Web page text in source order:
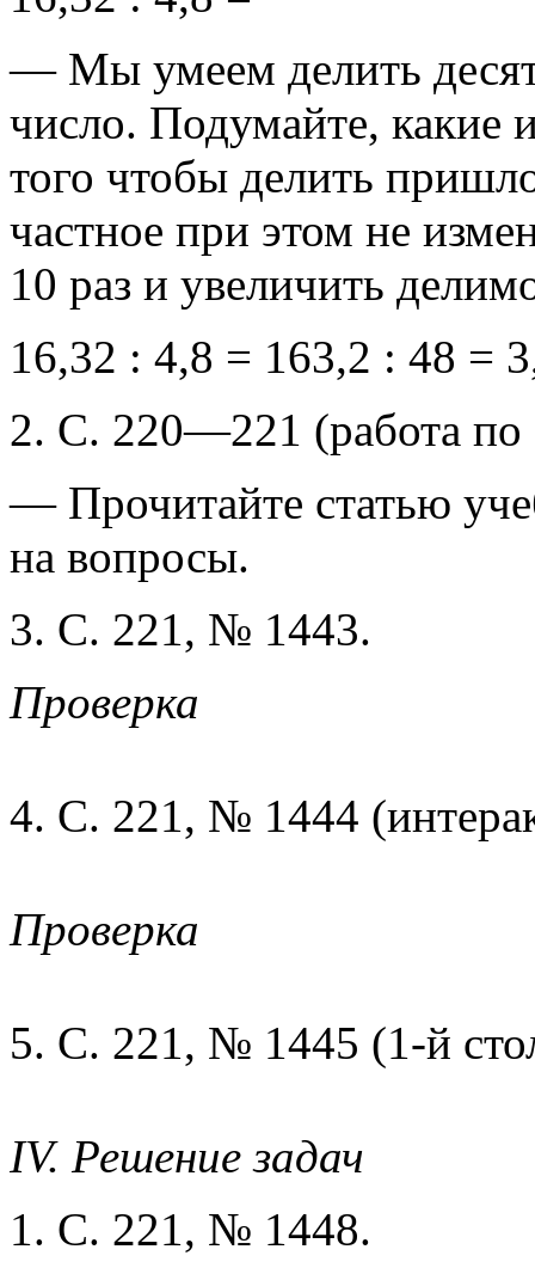
— Мы умеем делить
число. Подумайте, какие
того чтобы делить
частное при этом не
10 раз и увеличить
16,32 : 4,8 = 163,2 : 48 =
2. С. 220—221 (работа по
— Прочитайте статью
на вопросы.
3. С. 221, № 1443.
Проверка
4. С. 221, № 1444
Проверка
5. С. 221, № 1445 (1-й
IV. Решение задач
1. С. 221, № 1448.